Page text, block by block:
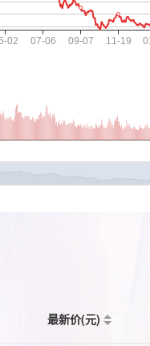
最新价(元)